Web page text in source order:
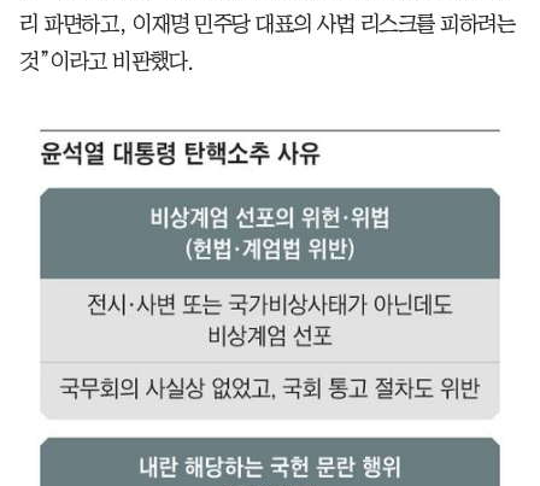
리 파면하고, 이재명 민주당 대표의 사법 리스크를 피하려는
것”이라고 비판했다.